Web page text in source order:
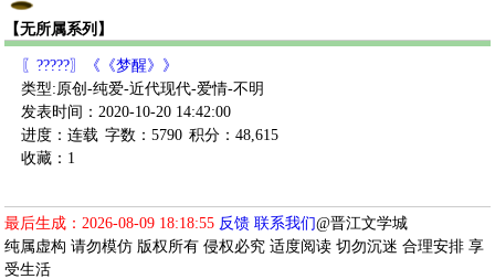
【无所属系列】
〖?????〗《《梦醒》》
类型:原创-纯爱-近代现代-爱情-不明
发表时间：2020-10-20 14:42:00
进度：连载 字数：5790 积分：48,615
收藏：1
最后生成：2026-08-09 18:18:55 反馈 联系我们@晋江文学城
纯属虚构 请勿模仿 版权所有 侵权必究 适度阅读 切勿沉迷 合理安排 享
受生活